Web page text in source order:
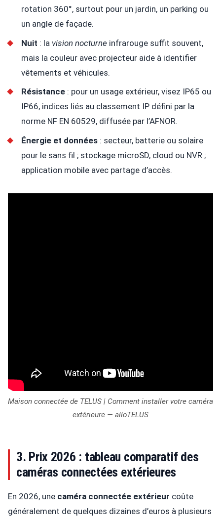
rotation 360°, surtout pour un jardin, un parking ou
un angle de façade.
Nuit : la vision nocturne infrarouge suffit souvent,
mais la couleur avec projecteur aide à identifier
vêtements et véhicules.
Résistance : pour un usage extérieur, visez IP65 ou
IP66, indices liés au classement IP défini par la
norme NF EN 60529, diffusée par l’AFNOR.
Énergie et données : secteur, batterie ou solaire
pour le sans fil ; stockage microSD, cloud ou NVR ;
application mobile avec partage d’accès.
Maison connectée de TELUS | Comment installer votre caméra
extérieure — alloTELUS
3. Prix 2026 : tableau comparatif des
caméras connectées extérieures
En 2026, une caméra connectée extérieur coûte
généralement de quelques dizaines d’euros à plusieurs